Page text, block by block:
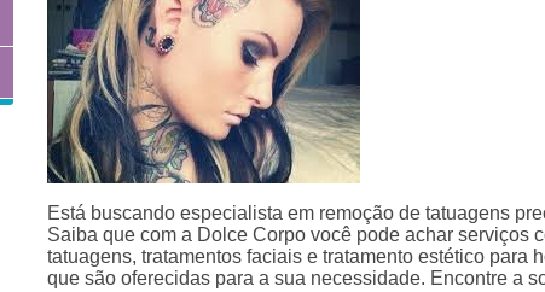
Está buscando especialista em remoção de tatuagens
Saiba que com a Dolce Corpo você pode achar serviços
tatuagens, tratamentos faciais e tratamento estético para
que são oferecidas para a sua necessidade. Encontre a